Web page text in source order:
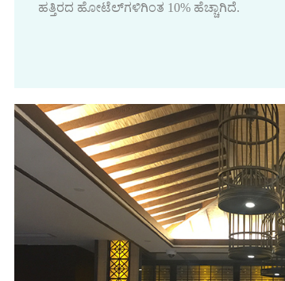
ಹತ್ತಿರದ ಹೋಟೆಲ್‌ಗಳಿಗಿಂತ 10% ಹೆಚ್ಚಾಗಿದೆ.